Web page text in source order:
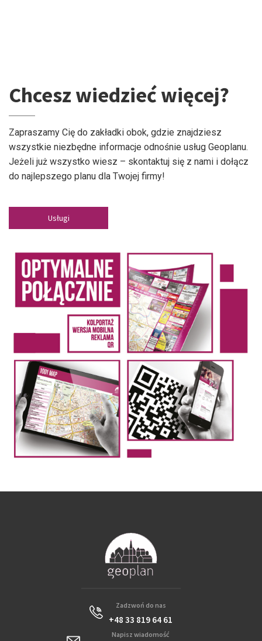
Chcesz wiedzieć więcej?
Zapraszamy Cię do zakładki obok, gdzie znajdziesz
wszystkie niezbędne informacje odnośnie usług Geoplanu.
Jeżeli już wszystko wiesz – skontaktuj się z nami i dołącz
do najlepszego planu dla Twojej firmy!
Usługi
Zadzwoń do nas
+48 33 819 64 61
Napisz wiadomość